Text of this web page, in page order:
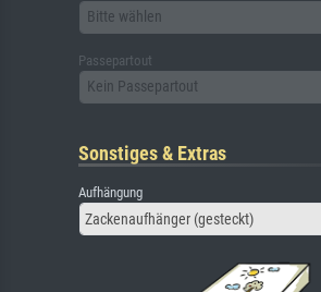
Bitte wählen
Passepartout
Kein Passepartout
Sonstiges & Extras
Aufhängung
Zackenaufhänger (gesteckt)